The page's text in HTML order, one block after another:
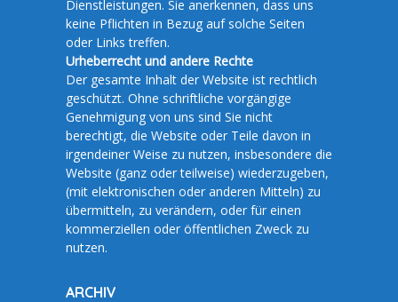
Dienstleistungen. Sie anerkennen, dass uns
keine Pflichten in Bezug auf solche Seiten
oder Links treffen.
Urheberrecht und andere Rechte
Der gesamte Inhalt der Website ist rechtlich
geschützt. Ohne schriftliche vorgängige
Genehmigung von uns sind Sie nicht
berechtigt, die Website oder Teile davon in
irgendeiner Weise zu nutzen, insbesondere die
Website (ganz oder teilweise) wiederzugeben,
(mit elektronischen oder anderen Mitteln) zu
übermitteln, zu verändern, oder für einen
kommerziellen oder öffentlichen Zweck zu
nutzen.
ARCHIV